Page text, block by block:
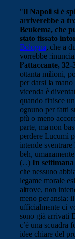
"Il Napoli si è
arriverebbe a
Beukema, che
stato fissato
Bologna, che a
vorrebbe
l’attaccante,
ottanta milioni,
per darsi la
vicenda è
quando finisce
ognuno per fatti
più o meno
parte, ma non
perdere Lucumì
intende
beh,
(...) In
che nessuno
legame morale
altrove, non
meno per ansia:
ufficialmente ci
sono già arrivati
c’è una squadra
idee chiare del